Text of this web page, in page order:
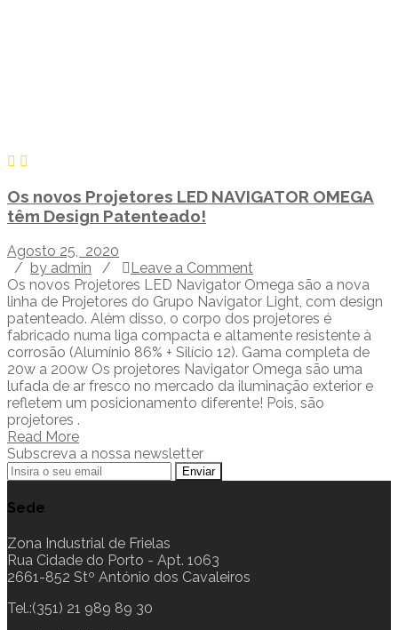
Os novos Projetores LED NAVIGATOR OMEGA
têm Design Patenteado!
Agosto 25, 2020
/ by admin /
Leave a Comment
Os novos Projetores LED Navigator Omega são a nova
linha de Projetores do Grupo Navigator Light, com design
patenteado. Além disso, o corpo dos projetores é
fabricado numa liga compacta e altamente resistente à
corrosão (Alumínio 86% + Silício 12). Gama completa de
20w a 200w Os projetores Navigator Omega são uma
lufada de ar fresco no mercado da iluminação exterior e
refletem um posicionamento diferente! Pois, são
projetores .
Read More
Subscreva a nossa newsletter
Sede
Zona Industrial de Frielas
Rua Cidade do Porto - Apt. 1063
2661-852 Stº António dos Cavaleiros
Tel.:(351) 21 989 89 30